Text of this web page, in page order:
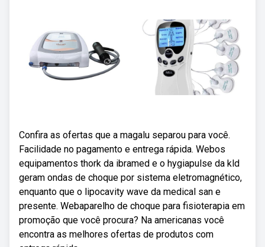
Confira as ofertas que a magalu separou para você.
Facilidade no pagamento e entrega rápida. Webos
equipamentos thork da ibramed e o hygiapulse da kld
geram ondas de choque por sistema eletromagnético,
enquanto que o lipocavity wave da medical san e
presente. Webaparelho de choque para fisioterapia em
promoção que você procura? Na americanas você
encontra as melhores ofertas de produtos com